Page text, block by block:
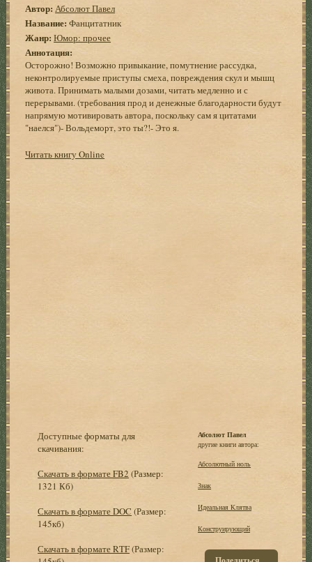
Автор: Абсолют Павел
Название: Фанцитатник
Жанр: Юмор: прочее
Аннотация:
Осторожно! Возможно привыкание, помутнение рассудка,
неконтролируемые приступы смеха, повреждения скул и мышц
живота. Принимать малыми дозами, читать медленно и с
перерывами. (требования прод и денежные благодарности будут
напрямую мотивировать автора, поскольку сам я цитатами
"наелся")- Вольдеморт, это ты?!- Это я.
Читать книгу Online
Доступные форматы для
скачивания:
Скачать в формате FB2 (Размер:
1321 Кб)
Скачать в формате DOC (Размер:
145кб)
Скачать в формате RTF(Размер:
Абсолют Павел
другие книги автора:
Абсолютный ноль
Знак
Идеальная Клятва
Конструирующий